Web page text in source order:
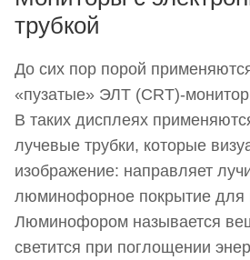
трубкой
До сих пор порой
«пузатые» ЭЛТ (CRT)-
В таких дисплеях
лучевые трубки, которые
изображение: направляет
люминофорное покрытие для
Люминофором называется
светится при поглощении